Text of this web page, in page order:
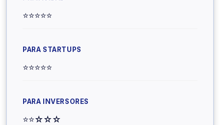
⭐⭐⭐⭐⭐
⭐⭐⭐⭐⭐
⭐⭐☆☆☆